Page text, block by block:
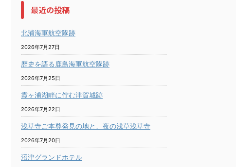
最近の投稿
北浦海軍航空隊跡
2026年7月27日
歴史を語る鹿島海軍航空隊跡
2026年7月25日
霞ヶ浦湖畔に佇む津賀城跡
2026年7月22日
浅草寺ご本尊発見の地と、夜の浅草浅草寺
2026年7月20日
沼津グランドホテル